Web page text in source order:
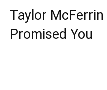
Taylor McFerrin
Promised You